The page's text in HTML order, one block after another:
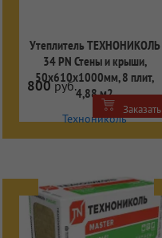
Утеплитель ТЕХНОНИКОЛЬ
34 PN Стены и крыши,
50х610х1000мм, 8 плит,
4,88 м2
Технониколь
800руб.
Заказать